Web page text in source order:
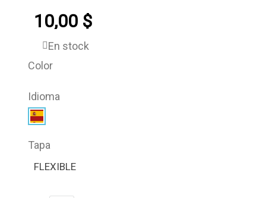
10,00 $
En stock
Color
Idioma
Tapa
FLEXIBLE